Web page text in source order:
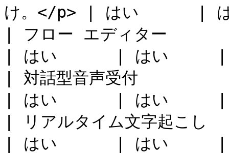
け。</p> | はい      |
| フロー エディター
| はい      | はい
| 対話型音声受付
| はい      | はい
| リアルタイム文字起こし
| はい      | はい